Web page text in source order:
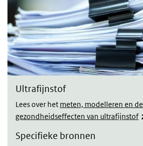
Ultrafijnstof
Lees over het meten, modelleren en de
gezondheidseffecten van ultrafijnstof
Specifieke bronnen